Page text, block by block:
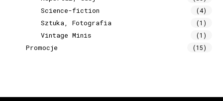
Science-fiction (4)
Sztuka, Fotografia (1)
Vintage Minis (1)
Promocje (15)